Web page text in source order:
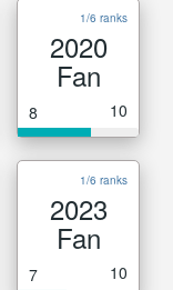
1/6 ranks
2020
Fan
8 10
1/6 ranks
2023
Fan
7 10